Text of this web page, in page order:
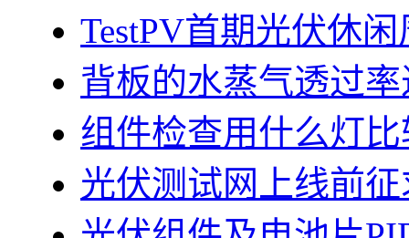
TestPV首期光伏休
背板的水蒸气透过
组件检查用什么灯
光伏测试网上线前